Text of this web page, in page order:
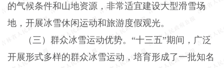
的气候条件和山地资源，非常适宜建设大型滑雪场
地，开展冰雪休闲运动和旅游度假观光。
（三）群众冰雪运动优势。“十三五”期间，广泛
开展形式多样的群众冰雪运动，培育形成了一批知名